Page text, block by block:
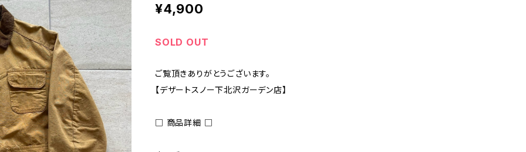
¥4,900
SOLD OUT
ご覧頂きありがとうございます。
【デザートスノー下北沢ガーデン店】
□ 商品詳細 □